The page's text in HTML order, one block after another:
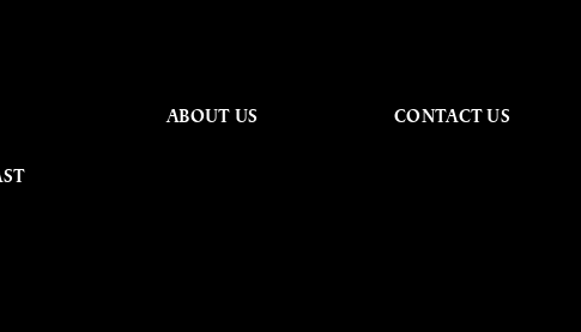
ABOUT US CONTACT US